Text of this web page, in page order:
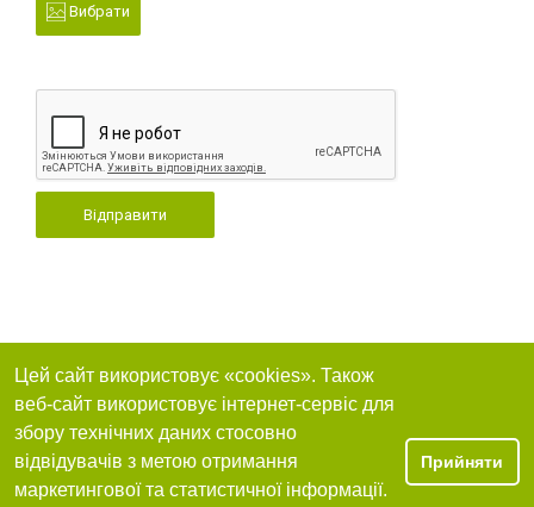
Вибрати
Відправити
Цей сайт використовує «cookies». Також
веб-сайт використовує інтернет-сервіс для
збору технічних даних стосовно
відвідувачів з метою отримання
маркетингової та статистичної інформації.
Прийняти